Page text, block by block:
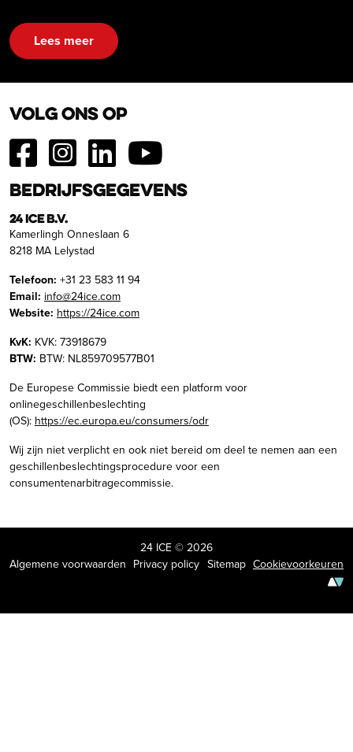
Lees meer
Volg ons op
Bedrijfsgegevens
24 ICE B.V.
Kamerlingh Onneslaan 6
8218 MA Lelystad
Telefoon: +31 23 583 11 94
Email: info@24ice.com
Website: https://24ice.com
KvK: KVK: 73918679
BTW: BTW: NL859709577B01
De Europese Commissie biedt een platform voor
onlinegeschillenbeslechting
(OS): https://ec.europa.eu/consumers/odr
Wij zijn niet verplicht en ook niet bereid om deel te nemen aan een
geschillenbeslechtingsprocedure voor een
consumentenarbitragecommissie.
24 ICE © 2026
Algemene voorwaarden Privacy policy Sitemap Cookievoorkeuren